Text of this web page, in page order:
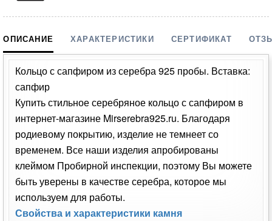
ОПИСАНИЕ ХАРАКТЕРИСТИКИ СЕРТИФИКАТ
Кольцо с сапфиром из серебра 925 пробы. Вставка:
сапфир
Купить стильное серебряное кольцо с сапфиром в
интернет-магазине Mirserebra925.ru. Благодаря
родиевому покрытию, изделие не темнеет со
временем. Все наши изделия апробированы
клеймом Пробирной инспекции, поэтому Вы можете
быть уверены в качестве серебра, которое мы
используем для работы.
Свойства и характеристики камня